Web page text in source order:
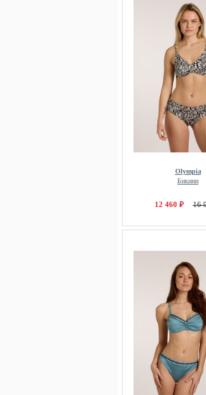
Olympia
Бикини
12 460 ₽ 16